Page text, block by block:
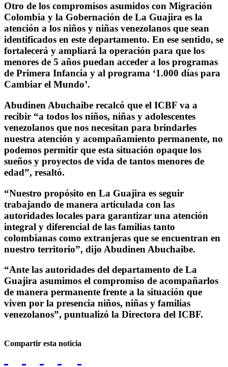
Otro de los compromisos asumidos con Migración
Colombia y la Gobernación de La Guajira es la
atención a los niños y niñas venezolanos que sean
identificados en este departamento. En ese sentido, se
fortalecerá y ampliará la operación para que los
menores de 5 años puedan acceder a los programas
de Primera Infancia y al programa ‘1.000 días para
Cambiar el Mundo’.
Abudinen Abuchaibe recalcó que el ICBF va a
recibir “a todos los niños, niñas y adolescentes
venezolanos que nos necesitan para brindarles
nuestra atención y acompañamiento permanente, no
podemos permitir que esta situación opaque los
sueños y proyectos de vida de tantos menores de
edad”, resaltó.
“Nuestro propósito en La Guajira es seguir
trabajando de manera articulada con las
autoridades locales para garantizar una atención
integral y diferencial de las familias tanto
colombianas como extranjeras que se encuentran en
nuestro territorio”, dijo Abudinen Abuchaibe.
“Ante las autoridades del departamento de La
Guajira asumimos el compromiso de acompañarlos
de manera permanente frente a la situación que
viven por la presencia niños, niñas y familias
venezolanos”, puntualizó la Directora del ICBF.
Compartir esta noticia